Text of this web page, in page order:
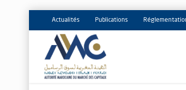
Actualités Publications